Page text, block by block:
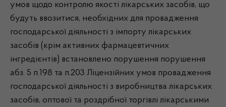
умов щодо контролю якості лікарських засобів, що
будуть ввозитися, необхідних для провадження
господарської діяльності з імпорту лікарських
засобів (крім активних фармацевтичних
інгредієнтів) встановлено порушення порушення
абз. 5 п.198 та п.203 Ліцензійних умов провадження
господарської діяльності з виробництва лікарських
засобів, оптової та роздрібної торгівлі лікарськими